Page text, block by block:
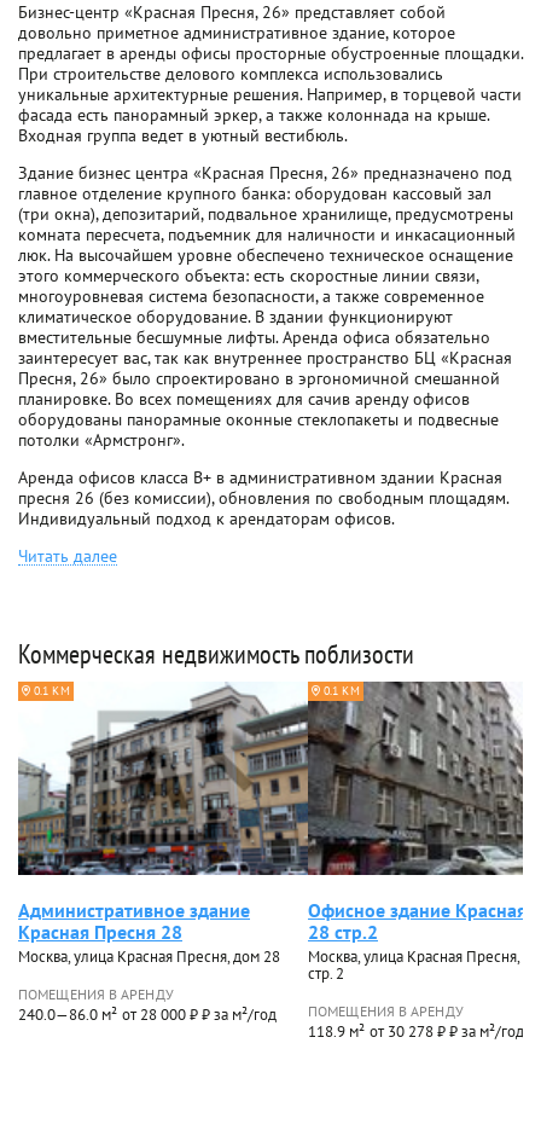
Бизнес-центр «Красная Пресня, 26» представляет собой
довольно приметное административное здание, которое
предлагает в аренды офисы просторные обустроенные площадки.
При строительстве делового комплекса использовались
уникальные архитектурные решения. Например, в торцевой части
фасада есть панорамный эркер, а также колоннада на крыше.
Входная группа ведет в уютный вестибюль.
Здание бизнес центра «Красная Пресня, 26» предназначено под
главное отделение крупного банка: оборудован кассовый зал
(три окна), депозитарий, подвальное хранилище, предусмотрены
комната пересчета, подъемник для наличности и инкасационный
люк. На высочайшем уровне обеспечено техническое оснащение
этого коммерческого объекта: есть скоростные линии связи,
многоуровневая система безопасности, а также современное
климатическое оборудование. В здании функционируют
вместительные бесшумные лифты. Аренда офиса обязательно
заинтересует вас, так как внутреннее пространство БЦ «Красная
Пресня, 26» было спроектировано в эргономичной смешанной
планировке. Во всех помещениях для сачив аренду офисов
оборудованы панорамные оконные стеклопакеты и подвесные
потолки «Армстронг».
Аренда офисов класса B+ в административном здании Красная
пресня 26 (без комиссии), обновления по свободным площадям.
Индивидуальный подход к арендаторам офисов.
Читать далее
Коммерческая недвижимость поблизости
0.1 КМ
Административное здание
Красная Пресня 28
Москва, улица Красная Пресня, дом 28
ПОМЕЩЕНИЯ В АРЕНДУ
240.0—86.0 м² от 28 000 ₽ ₽ за м²/год
0.1 КМ
Офисное здание Красная
28 стр.2
Москва, улица Красная Пресня,
стр. 2
ПОМЕЩЕНИЯ В АРЕНДУ
118.9 м² от 30 278 ₽ ₽ за м²/год